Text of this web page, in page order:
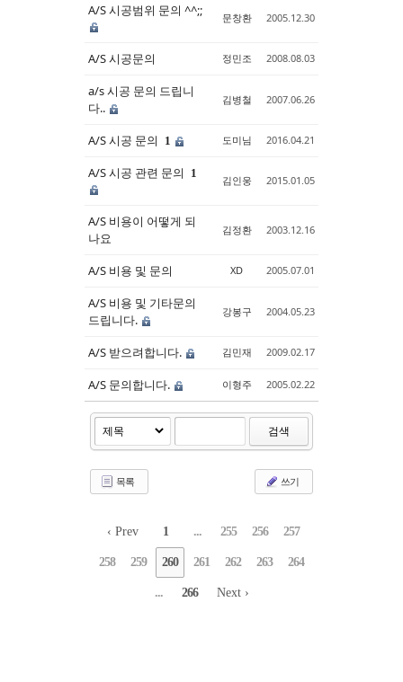
A/S 시공범위 문의 ^^;; 문창환 2005.12.30
A/S 시공문의 정민조 2008.08.03
a/s 시공 문의 드립니
다..
김병철 2007.06.26
A/S 시공 문의 1 도미님 2016.04.21
A/S 시공 관련 문의 1
김인웅 2015.01.05
A/S 비용이 어떻게 되
나요
김정환 2003.12.16
A/S 비용 및 문의 XD 2005.07.01
A/S 비용 및 기타문의
드립니다.
강봉구 2004.05.23
A/S 받으려합니다. 김민재 2009.02.17
A/S 문의합니다. 이형주 2005.02.22
검색
목록 쓰기
‹ Prev 1 ... 255 256 257
258 259 260 261 262 263 264
... 266 Next ›